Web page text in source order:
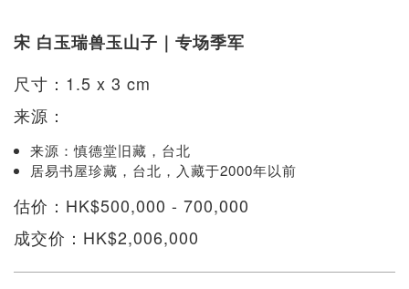
宋 白玉瑞兽玉山子｜专场季军
尺寸：1.5 x 3 cm
来源：
来源：慎德堂旧藏，台北
居易书屋珍藏，台北，入藏于2000年以前
估价：HK$500,000 - 700,000
成交价：HK$2,006,000